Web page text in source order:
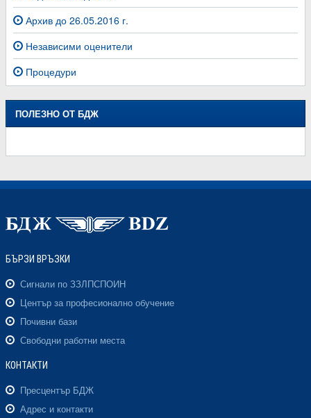
Архив до 26.05.2016 г.
Независими оценители
Процедури
ПОЛЕЗНО ОТ БДЖ
БЪРЗИ ВРЪЗКИ
Сигнали по ЗЗЛПСПОИН
Център за професионално обучение
Почивни бази
Свободни работни места
КОНТАКТИ
Пресцентър БДЖ
Адрес и контакти